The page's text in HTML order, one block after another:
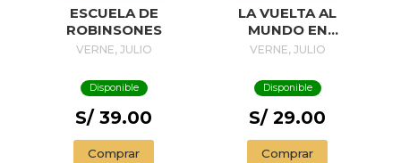
ESCUELA DE
ROBINSONES
VERNE, JULIO
Disponible
S/ 39.00
Comprar
LA VUELTA AL
MUNDO EN
OCHENTA DIAS -
VERNE, JULIO
Disponible
S/ 29.00
Comprar